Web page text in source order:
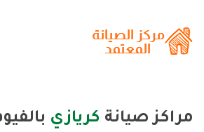
مراكز صيانة كريازي